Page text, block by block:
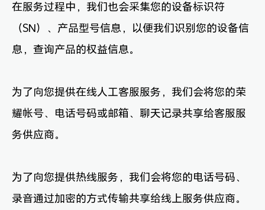
在服务过程中，我们也会采集您的设备标识符
（SN）、产品型号信息，以便我们识别您的设备信
息，查询产品的权益信息。
为了向您提供在线人工客服服务，我们会将您的荣
耀帐号、电话号码或邮箱、聊天记录共享给客服服
务供应商。
为了向您提供热线服务，我们会将您的电话号码、
录音通过加密的方式传输共享给线上服务供应商。